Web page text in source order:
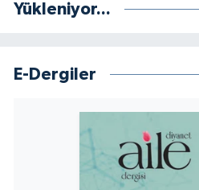
Yükleniyor...
E-Dergiler